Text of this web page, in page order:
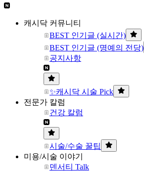
캐시닥 커뮤니티
BEST 인기글 (실시간)
BEST 인기글 (명예의 전당)
공지사항
✨캐시닥 시술 Pick
전문가 칼럼
건강 칼럼
시술/수술 꿀팁
미용/시술 이야기
덴서티 Talk